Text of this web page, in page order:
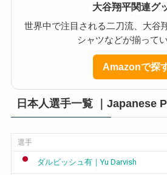
大谷翔平関連グ
世界中で注目される二刀流、大谷
シャツなどが揃ってい
Amazonで探
日本人選手一覧 ｜Japanese
選手
ダルビッシュ有｜Yu Darvish